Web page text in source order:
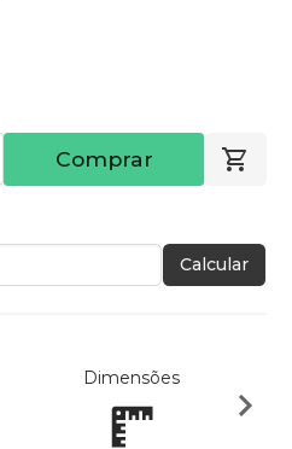
Comprar
Calcular
Dimensões